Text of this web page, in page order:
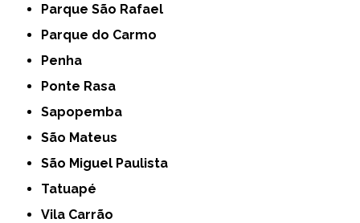
Parque São Rafael
Parque do Carmo
Penha
Ponte Rasa
Sapopemba
São Mateus
São Miguel Paulista
Tatuapé
Vila Carrão